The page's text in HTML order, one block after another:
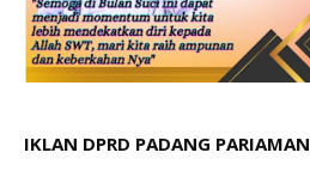
IKLAN DPRD PADANG PARIAMAN